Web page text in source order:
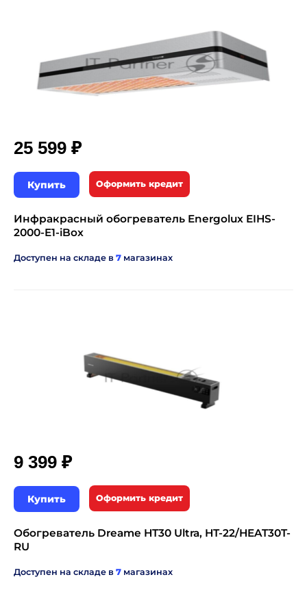
25 599 ₽
Купить Оформить кредит
Инфракрасный обогреватель Energolux EIHS-
2000-E1-iBox
Доступен на складе в 7 магазинах
9 399 ₽
Купить Оформить кредит
Обогреватель Dreame HT30 Ultra, HT-22/HEAT30T-
RU
Доступен на складе в 7 магазинах